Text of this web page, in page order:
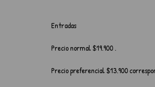
Entradas
Precio normal $19.900 .
Precio preferencial $13.900